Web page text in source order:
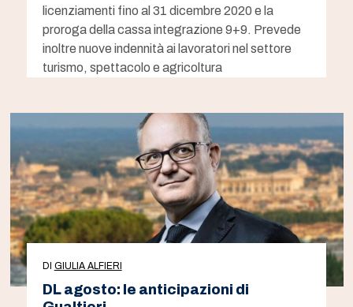
licenziamenti fino al 31 dicembre 2020 e la
proroga della cassa integrazione 9+9. Prevede
inoltre nuove indennità ai lavoratori nel settore
turismo, spettacolo e agricoltura
DI GIULIA ALFIERI
DL agosto: le anticipazioni di